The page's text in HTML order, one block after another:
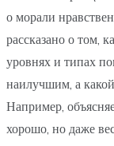
о морали
рассказано о том,
уровнях и типах
наилучшим, а
Например,
хорошо, но даже